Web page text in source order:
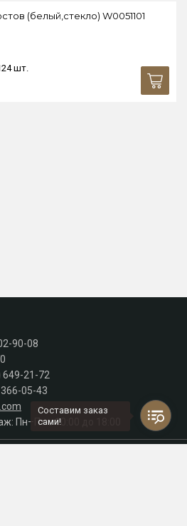
(белый,стекло) W0051101
шт.
90-08
649-21-72
05-43
Пн–Пт с 10:00 до 18:00
Составим заказ
сами!